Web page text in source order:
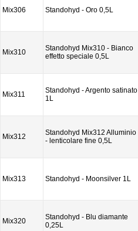
Mix306 Standohyd - Oro 0,5L
Mix310
Standohyd Mix310 - Bianco
effetto speciale 0,5L
Mix311
Standohyd - Argento satinato
1L
Mix312
Standohyd Mix312 Alluminio
- lenticolare fine 0,5L
Mix313 Standohyd - Moonsilver 1L
Mix320
Standohyd - Blu diamante
0,25L